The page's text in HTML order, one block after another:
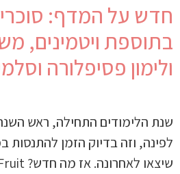
חדש על המדף:
בתוספת ויטמינים,
ולימון פסיפלורה
שנת הלימודים התחילה, ראש
לפינה, וזה בדיוק הזמן להתנסות